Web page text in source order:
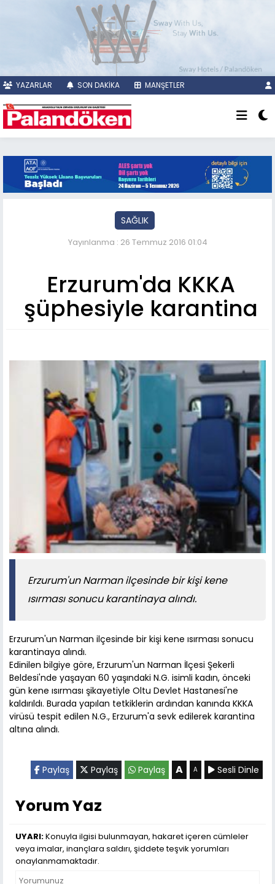
YAZARLAR SON DAKİKA MANŞETLER
SAĞLIK
Yayınlanma : 26 Temmuz 2016 01:04
Erzurum'da KKKA
şüphesiyle karantina
Erzurum'un Narman ilçesinde bir kişi kene
ısırması sonucu karantinaya alındı.
Erzurum'un Narman ilçesinde bir kişi kene ısırması sonucu
karantinaya alındı.
Edinilen bilgiye göre, Erzurum'un Narman İlçesi Şekerli
Beldesi'nde yaşayan 60 yaşındaki N.G. isimli kadın, önceki
gün kene ısırması şikayetiyle Oltu Devlet Hastanesi'ne
kaldırıldı. Burada yapılan tetkiklerin ardından kanında KKKA
virüsü tespit edilen N.G., Erzurum'a sevk edilerek karantina
altına alındı.
Paylaş Paylaş Paylaş A A Sesli Dinle
Yorum Yaz
UYARI:Konuyla ilgisi bulunmayan, hakaret içeren cümleler
veya imalar, inançlara saldırı, şiddete teşvik yorumları
onaylanmamaktadır.